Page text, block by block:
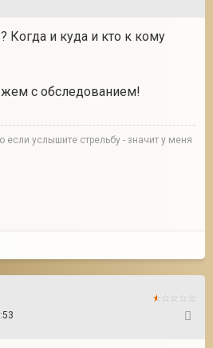
Когда и куда и кто к кому
с обследованием!
услышите стрельбу - значит у меня